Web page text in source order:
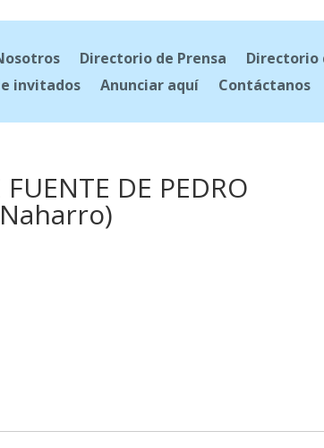
Directorio de Prensa Directorio
invitados
Anunciar aquí Contáctanos
DE PEDRO